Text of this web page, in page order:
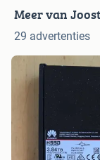
Meer van
29 advertenties